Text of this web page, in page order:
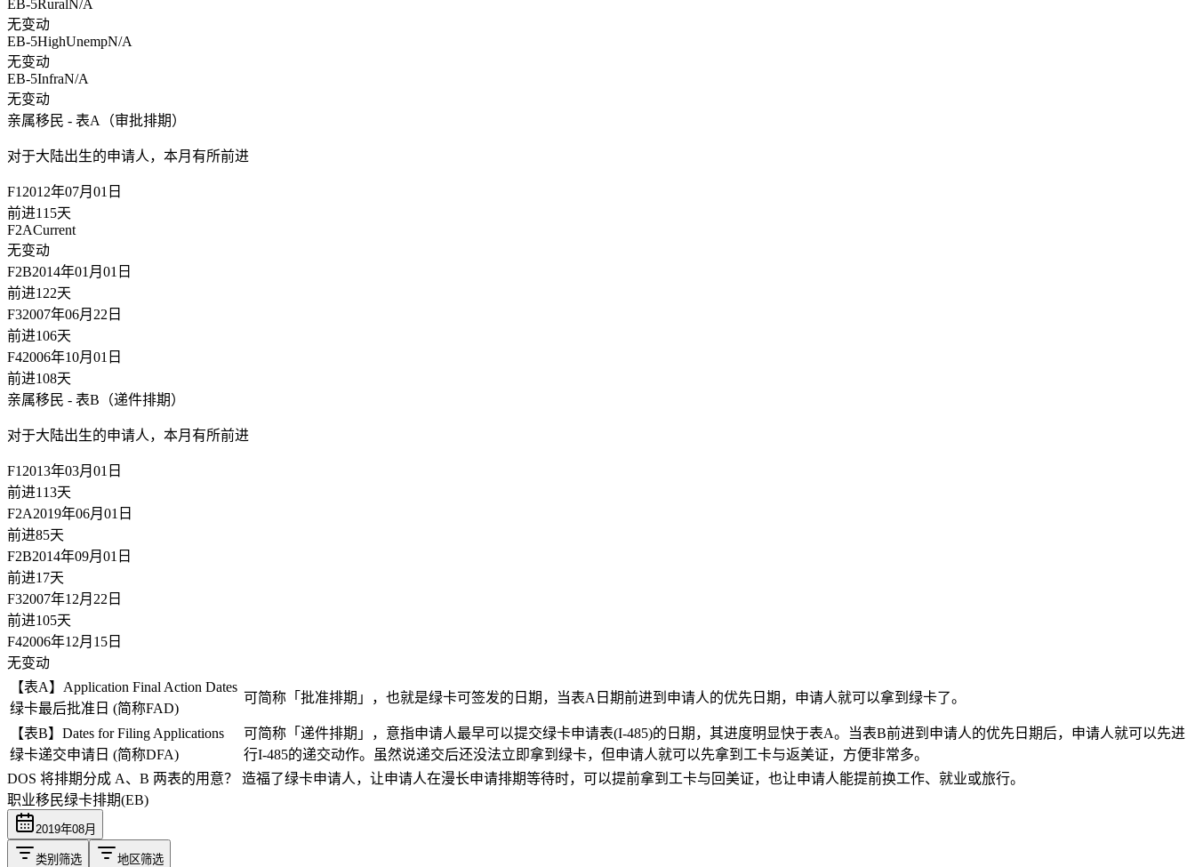
EB-5RuralN/A
无变动
EB-5HighUnempN/A
无变动
EB-5InfraN/A
无变动
亲属移民 - 表A（审批排期）
对于大陆出生的申请人， 本月有所前进
F1 2012年07月01日
前进115天
F2ACurrent
无变动
F2B2014年01月01日
前进122天
F32007年06月22日
前进106天
F42006年10月01日
前进108天
亲属移民 - 表B（递件排期）
对于大陆出生的申请人， 本月有所前进
F1 2013年03月01日
前进113天
F2A2019年06月01日
前进85天
F2B2014年09月01日
前进17天
F32007年12月22日
前进105天
F42006年12月15日
无变动
【表A】Application Final Action Dates
绿卡最后批准日 (简称FAD)
可简称「批准排期」，也就是绿卡可签发的日期，当表A日期前进到申请人的优先日期，申请人就可以拿到绿卡了。
【表B】Dates for Filing Applications
绿卡递交申请日 (简称DFA)
可简称「递件排期」，意指申请人最早可以提交绿卡申请表(I-485)的日期，其进度明显快于表A。当表B前进到申请人的优先日期后，申请人就可以先进
行I-485的递交动作。虽然说递交后还没法立即拿到绿卡，但申请人就可以先拿到工卡与返美证，方便非常多。
DOS 将排期分成 A、B 两表的用意？
造福了绿卡申请人，让申请人在漫长申请排期等待时，可以提前拿到工卡与回美证，也让申请人能提前换工作、就业或旅行。
职业移民绿卡排期(EB)
2019年08月
类别筛选 地区筛选